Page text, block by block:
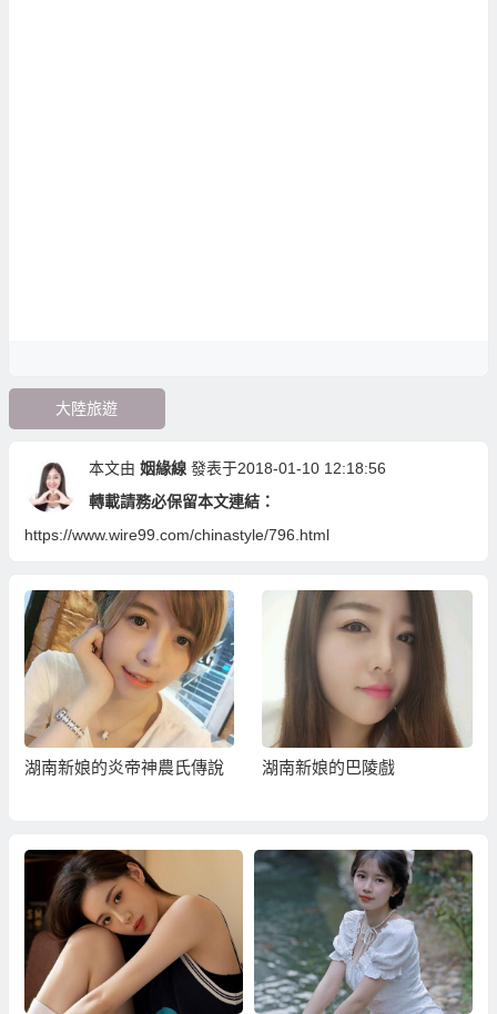
大陸旅遊
本文由 姻緣線 發表于2018-01-10 12:18:56
轉載請務必保留本文連結：
https://www.wire99.com/chinastyle/796.html
湖南新娘的炎帝神農氏傳說 湖南新娘的巴陵戲